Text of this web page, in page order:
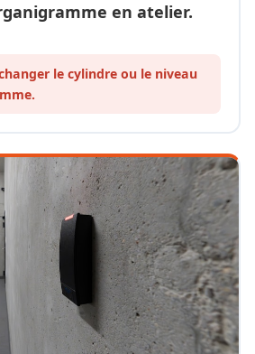
en atelier.
le cylindre ou le niveau